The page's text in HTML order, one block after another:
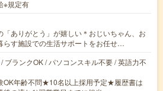
※規定有
「ありがとう」が嬉しい＊おじいちゃん、お
らす施設での生活サポートをお任せ…
ブランクOK / パソコンスキル不要 / 英語力不
OK年齢不問★10名以上採用予定★履歴書は